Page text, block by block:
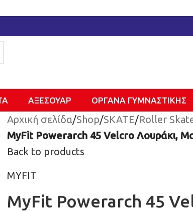
ΑΞΕΣΟΥΑΡ ΌΡΓΑΝΑ ΓΥΜΝΑΣΤΙΚΉΣ
Αρχική σελίδα/Shop/SKATE/Roller
MyFit Powerarch 45 Velcro Λουράκι,
Back to products
MYFIT
MyFit Powerarch 45